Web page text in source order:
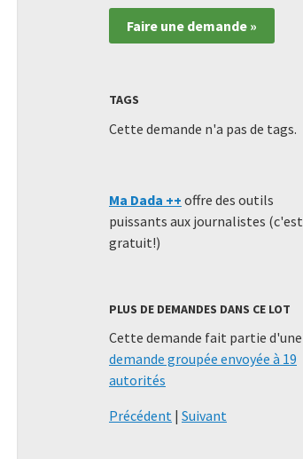
Faire une demande »
TAGS
Cette demande n'a pas de tags.
Ma Dada ++ offre des outils
puissants aux journalistes (c'est
gratuit!)
PLUS DE DEMANDES DANS CE LOT
Cette demande fait partie d'une
demande groupée envoyée à 19
autorités
Précédent | Suivant